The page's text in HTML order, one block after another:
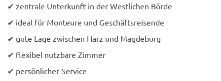
✔ zentrale Unterkunft in der Westlichen Börde
✔ ideal für Monteure und Geschäftsreisende
✔ gute Lage zwischen Harz und Magdeburg
✔ flexibel nutzbare Zimmer
✔ persönlicher Service